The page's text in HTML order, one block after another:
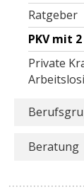
Ratgeber
PKV mit
Private
Beratung